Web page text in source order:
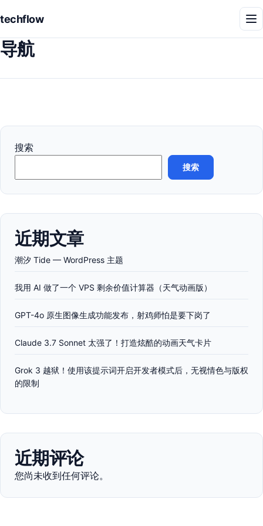
techflow
菜
单
导航
搜索
搜索
近期文章
潮汐 Tide — WordPress 主题
我用 AI 做了一个 VPS 剩余价值计算器（天气动画版）
GPT-4o 原生图像生成功能发布，射鸡师怕是要下岗了
Claude 3.7 Sonnet 太强了！打造炫酷的动画天气卡片
Grok 3 越狱！使用该提示词开启开发者模式后，无视情色与版权
的限制
近期评论
您尚未收到任何评论。